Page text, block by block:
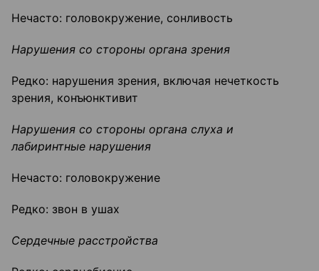
Нечасто: головокружение, сонливость
Нарушения со стороны органа зрения
Редко: нарушения зрения, включая нечеткость
зрения, конъюнктивит
Нарушения со стороны органа слуха и
лабиринтные нарушения
Нечасто: головокружение
Редко: звон в ушах
Сердечные расстройства